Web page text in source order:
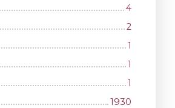
4
2
1
1
1
1930